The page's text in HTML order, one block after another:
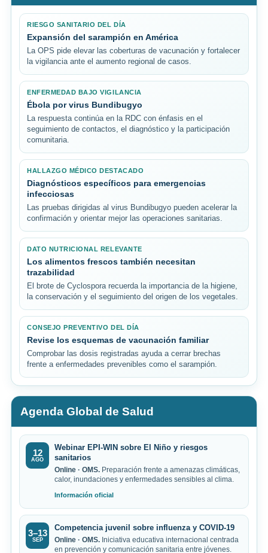
RIESGO SANITARIO DEL DÍA
Expansión del sarampión en América
La OPS pide elevar las coberturas de vacunación y fortalecer
la vigilancia ante el aumento regional de casos.
ENFERMEDAD BAJO VIGILANCIA
Ébola por virus Bundibugyo
La respuesta continúa en la RDC con énfasis en el
seguimiento de contactos, el diagnóstico y la participación
comunitaria.
HALLAZGO MÉDICO DESTACADO
Diagnósticos específicos para emergencias
infecciosas
Las pruebas dirigidas al virus Bundibugyo pueden acelerar la
confirmación y orientar mejor las operaciones sanitarias.
DATO NUTRICIONAL RELEVANTE
Los alimentos frescos también necesitan
trazabilidad
El brote de Cyclospora recuerda la importancia de la higiene,
la conservación y el seguimiento del origen de los vegetales.
CONSEJO PREVENTIVO DEL DÍA
Revise los esquemas de vacunación familiar
Comprobar las dosis registradas ayuda a cerrar brechas
frente a enfermedades prevenibles como el sarampión.
Agenda Global de Salud
12
AGO
Webinar EPI-WIN sobre El Niño y riesgos
sanitarios
Online · OMS. Preparación frente a amenazas climáticas,
calor, inundaciones y enfermedades sensibles al clima.
Información oficial
3–13
SEP
Competencia juvenil sobre influenza y COVID-19
Online · OMS. Iniciativa educativa internacional centrada
en prevención y comunicación sanitaria entre jóvenes.